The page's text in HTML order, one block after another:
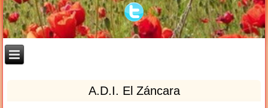
A.D.I. El Záncara